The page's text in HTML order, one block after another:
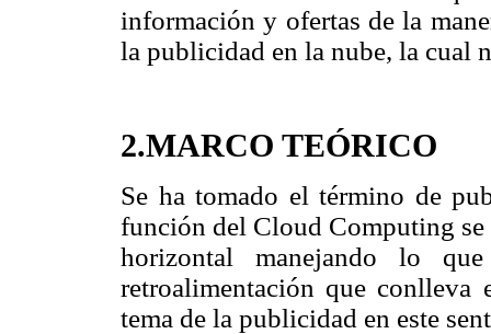
información y ofertas de la
la publicidad en la nube, la cual
2.MARCO TEÓRICO
Se ha tomado el término de
función del Cloud Computing se
horizontal manejando lo
retroalimentación que
tema de la publicidad en este